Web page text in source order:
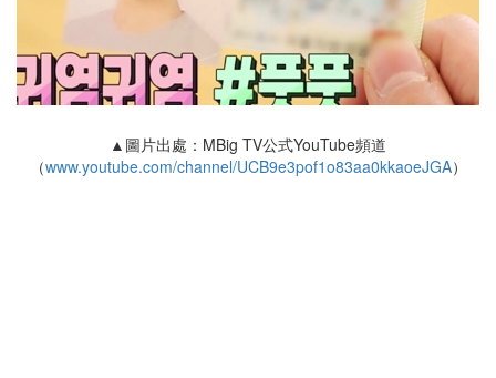
▲圖片出處：MBig TV公式YouTube頻道
（www.youtube.com/channel/UCB9e3pof1o83aa0kkaoeJGA）